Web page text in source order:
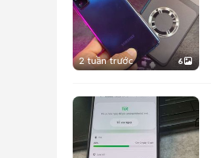
2 tuần trước 6